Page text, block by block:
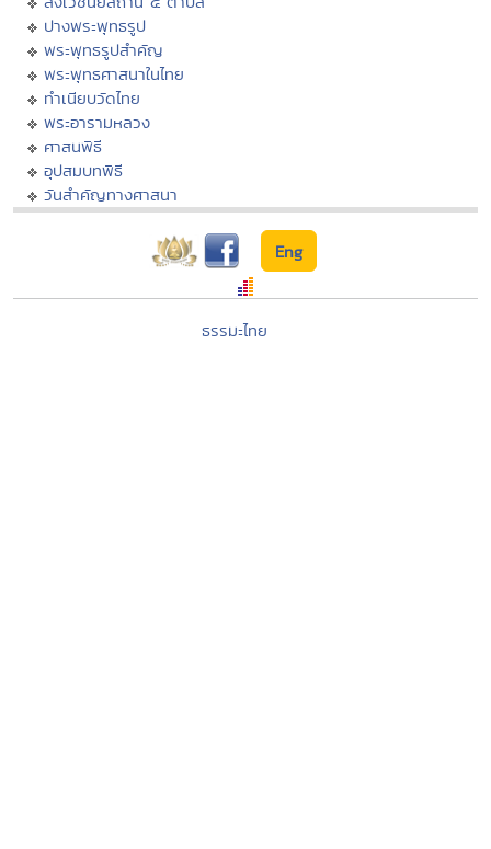
ปางพระพุทธรูป
พระพุทธรูปสำคัญ
พระพุทธศาสนาในไทย
ทำเนียบวัดไทย
พระอารามหลวง
ศาสนพิธี
อุปสมบทพิธี
วันสำคัญทางศาสนา
Eng
ธรรมะไทย